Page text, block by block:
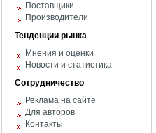
Поставщики
Производители
Тенденции рынка
Мнения и оценки
Новости и статистика
Сотрудничество
Реклама на сайте
Для авторов
Контакты